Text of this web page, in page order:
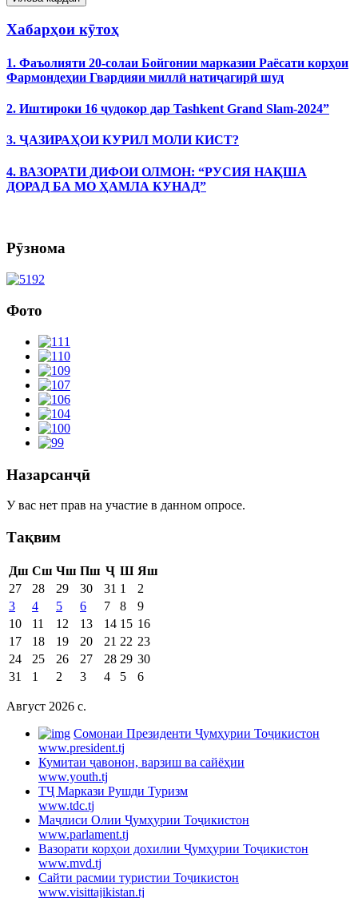
Хабарҳои кӯтоҳ
1. Фаъолияти 20-солаи Бойгонии марказии Раёсати корҳои
Фармондеҳии Гвардияи миллӣ натиҷагирӣ шуд
2. Иштироки 16 ҷудокор дар Tashkent Grand Slam-2024”
3. ҶАЗИРАҲОИ КУРИЛ МОЛИ КИСТ?
4. ВАЗОРАТИ ДИФОИ ОЛМОН: “РУСИЯ НАҚША
ДОРАД БА МО ҲАМЛА КУНАД”
Рӯзнома
Фото
Назарсанҷӣ
У вас нет прав на участие в данном опросе.
Тақвим
Дш Сш Чш Пш Ҷ Ш Яш
27
28 29 30 31 1
2
3
4 5 6 7 8
9
10
11 12 13 14 15 16
17
18 19 20 21 22 23
24
25 26 27 28 29 30
31
1 2 3 4 5 6
Август 2026 c.
Cомонаи Президенти Ҷумҳурии Тоҷикистон
www.president.tj
Кумитаи ҷавонон, варзиш ва сайёҳии
www.youth.tj
ТҶ Маркази Рушди Туризм
www.tdc.tj
Маҷлиси Олии Ҷумҳурии Тоҷикистон
www.parlament.tj
Вазорати корҳои дохилии Ҷумҳурии Тоҷикистон
www.mvd.tj
Сайти расмии туристии Тоҷикистон
www.visittajikistan.tj